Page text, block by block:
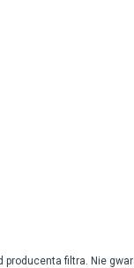
filtra. Nie